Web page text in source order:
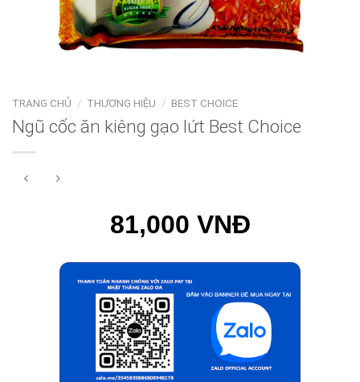
TRANG CHỦ / THƯƠNG HIỆU / BEST CHOICE
Ngũ cốc ăn kiêng gạo lứt Best Choice
81,000 VNĐ